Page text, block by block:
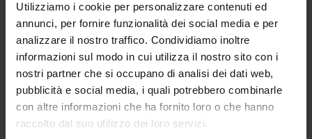
Utilizziamo i cookie per personalizzare contenuti ed
annunci, per fornire funzionalità dei social media e per
analizzare il nostro traffico. Condividiamo inoltre
informazioni sul modo in cui utilizza il nostro sito con i
nostri partner che si occupano di analisi dei dati web,
pubblicità e social media, i quali potrebbero combinarle
con altre informazioni che ha fornito loro o che hanno
raccolto dal suo utilizzo dei loro servizi.
possono essere utili anche per colmare
eventuali crediti formativi richiesti per
l’accesso alla classe di concorso A15.
Il master vuole far riflettere sulla
correlazione che esiste tra rendimento
scolastico e prevenzione della salute, che
non deve essere trattata con un approccio